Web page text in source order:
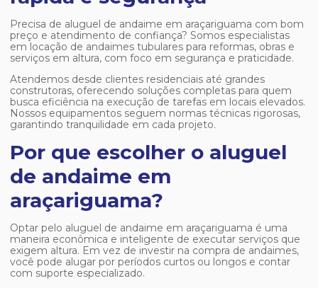
Precisa de aluguel de andaime em araçariguama com bom
preço e atendimento de confiança? Somos especialistas
em locação de andaimes tubulares para reformas, obras e
serviços em altura, com foco em segurança e praticidade.
Atendemos desde clientes residenciais até grandes
construtoras, oferecendo soluções completas para quem
busca eficiência na execução de tarefas em locais elevados.
Nossos equipamentos seguem normas técnicas rigorosas,
garantindo tranquilidade em cada projeto.
Por que escolher o aluguel
de andaime em
araçariguama?
Optar pelo aluguel de andaime em araçariguama é uma
maneira econômica e inteligente de executar serviços que
exigem altura. Em vez de investir na compra de andaimes,
você pode alugar por períodos curtos ou longos e contar
com suporte especializado.